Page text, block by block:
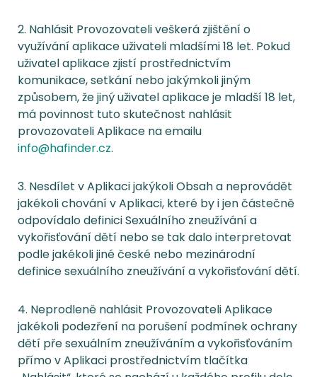
2. Nahlásit Provozovateli veškerá zjištění o
využívání aplikace uživateli mladšími 18 let. Pokud
uživatel aplikace zjistí prostřednictvím
komunikace, setkání nebo jakýmkoli jiným
způsobem, že jiný uživatel aplikace je mladší 18 let,
má povinnost tuto skutečnost nahlásit
provozovateli Aplikace na emailu
info@hafinder.cz.
3. Nesdílet v Aplikaci jakýkoli Obsah a neprovádět
jakékoli chování v Aplikaci, které by i jen částečně
odpovídalo definici Sexuálního zneužívání a
vykořisťování dětí nebo se tak dalo interpretovat
podle jakékoli jiné české nebo mezinárodní
definice sexuálního zneužívání a vykořisťování dětí.
4. Neprodleně nahlásit Provozovateli Aplikace
jakékoli podezření na porušení podmínek ochrany
dětí pře sexuálním zneužíváním a vykořisťováním
přímo v Aplikaci prostřednictvím tlačítka